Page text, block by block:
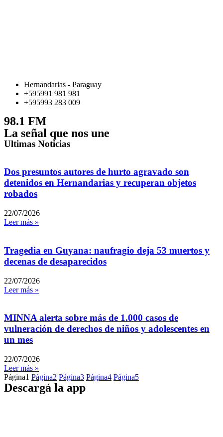
Hernandarias - Paraguay
+595991 981 981
+595993 283 009
98.1 FM
La señal que nos une
Ultimas Noticias
Dos presuntos autores de hurto agravado son
detenidos en Hernandarias y recuperan objetos
robados
22/07/2026
Leer más »
Tragedia en Guyana: naufragio deja 53 muertos y
decenas de desaparecidos
22/07/2026
Leer más »
MINNA alerta sobre más de 1.000 casos de
vulneración de derechos de niños y adolescentes en
un mes
22/07/2026
Leer más »
Página1 Página2 Página3 Página4 Página5
Descargá la app